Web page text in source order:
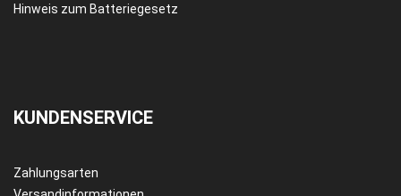
Hinweis zum Batteriegesetz
KUNDENSERVICE
Zahlungsarten